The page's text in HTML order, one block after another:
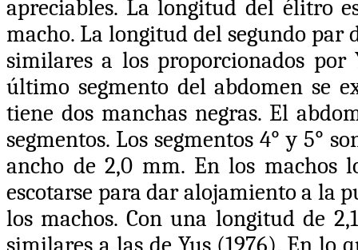
apreciables. La longitud del élitro
macho. La longitud del segundo par
similares a los proporcionados
último segmento del abdomen se
tiene dos manchas negras. El
segmentos. Los segmentos 4° y 5°
ancho de 2,0 mm. En los machos
escotarse para dar alojamiento a la
los machos. Con una longitud de